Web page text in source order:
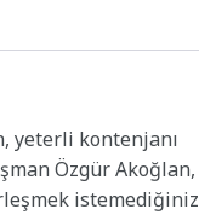
yeterli kontenjanı
Özgür Akoğlan,
istemediğiniz